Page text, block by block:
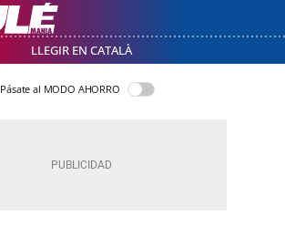
LLEGIR EN CATALÀ
Pásate al MODO AHORRO